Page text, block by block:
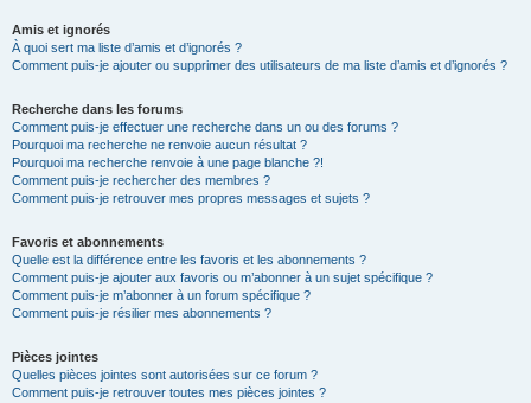
Amis et ignorés
À quoi sert ma liste d’amis et d’ignorés ?
Comment puis-je ajouter ou supprimer des utilisateurs de ma liste d’amis et d’ignorés ?
Recherche dans les forums
Comment puis-je effectuer une recherche dans un ou des forums ?
Pourquoi ma recherche ne renvoie aucun résultat ?
Pourquoi ma recherche renvoie à une page blanche ?!
Comment puis-je rechercher des membres ?
Comment puis-je retrouver mes propres messages et sujets ?
Favoris et abonnements
Quelle est la différence entre les favoris et les abonnements ?
Comment puis-je ajouter aux favoris ou m’abonner à un sujet spécifique ?
Comment puis-je m’abonner à un forum spécifique ?
Comment puis-je résilier mes abonnements ?
Pièces jointes
Quelles pièces jointes sont autorisées sur ce forum ?
Comment puis-je retrouver toutes mes pièces jointes ?